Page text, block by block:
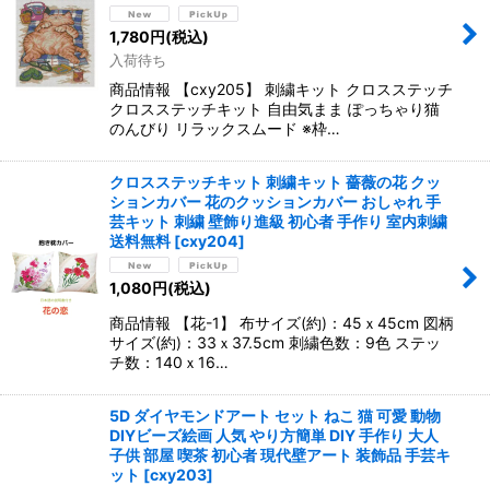
1,780円(税込)
入荷待ち
商品情報 【cxy205】 刺繍キット クロスステッチ
クロスステッチキット 自由気まま ぽっちゃり猫
のんびり リラックスムード ※枠…
クロスステッチキット 刺繍キット 薔薇の花 クッ
ションカバー 花のクッションカバー おしゃれ 手
芸キット 刺繍 壁飾り進級 初心者 手作り 室内刺繍
送料無料 [cxy204]
1,080円(税込)
商品情報 【花-1】 布サイズ(約)：45ｘ45cm 図柄
サイズ(約)：33ｘ37.5cm 刺繍色数：9色 ステッ
チ数：140ｘ16…
5D ダイヤモンドアート セット ねこ 猫 可愛 動物
DIYビーズ絵画 人気 やり方簡単 DIY 手作り 大人
子供 部屋 喫茶 初心者 現代壁アート 装飾品 手芸キ
ット [cxy203]